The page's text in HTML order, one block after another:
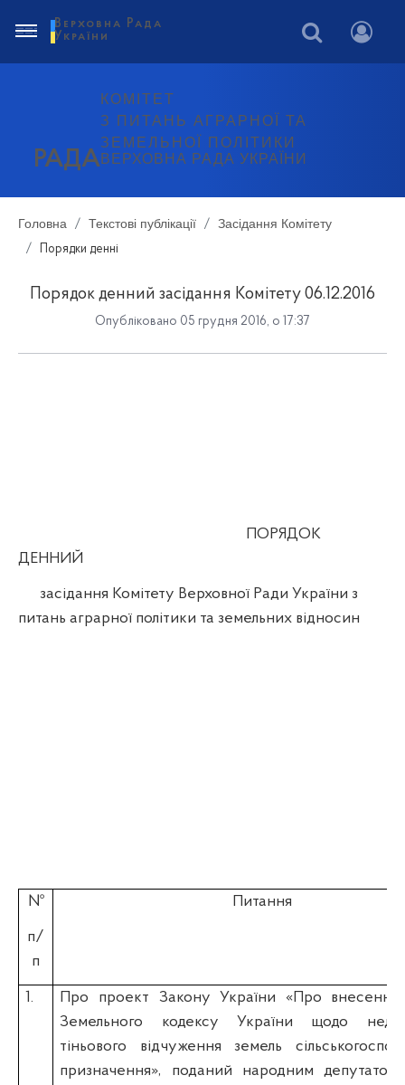
РАДА
КОМІТЕТ
З ПИТАНЬ АГРАРНОЇ ТА
ЗЕМЕЛЬНОЇ ПОЛІТИКИ
ВЕРХОВНА РАДА УКРАЇНИ
Верховна Рада
України
Головна Текстові публікації Засідання Комітету
Порядки денні
Порядок денний засідання Комітету 06.12.2016
Опубліковано 05 грудня 2016, о 17:37
ПОРЯДОК
ДЕННИЙ
засідання Комітету Верховної Ради України з
питань аграрної політики та земельних відносин
№
п/
п
Питання
1.
Про проект Закону України «Про внесення
Земельного кодексу України щодо
тіньового відчуження земель
призначення», поданий народним депутатом